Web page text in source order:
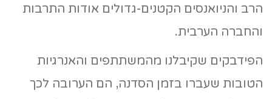
הרב והניואנסים הקטנים-גדולים אודות התרבות
והחברה הערבית.
הפידבקים שקיבלנו מהמשתתפים והאנרגיות
הטובות שעברו בזמן הסדנה, הם הערובה לכך